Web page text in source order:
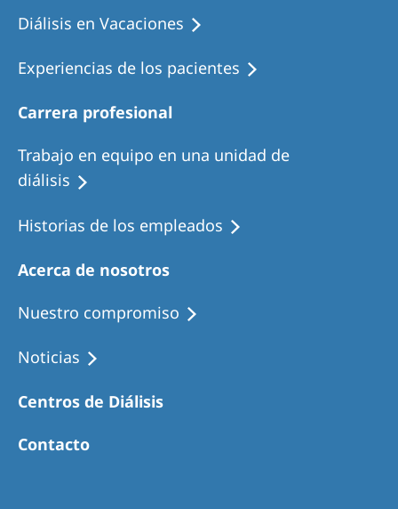
Diálisis en Vacaciones
Experiencias de los pacientes
Carrera profesional
Trabajo en equipo en una unidad de
diálisis
Historias de los empleados
Acerca de nosotros
Nuestro compromiso
Noticias
Centros de Diálisis
Contacto